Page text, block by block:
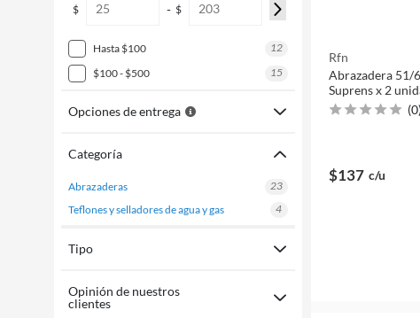
$ - $
hasta $100
12
$100 - $500
15
Opciones de entrega
Categoría
abrazaderas
23
teflones y selladores de agua y gas
4
Tipo
Opinión de nuestros
clientes
Rfn
Abrazadera 51/
Suprens x 2
(0
$137 c/u